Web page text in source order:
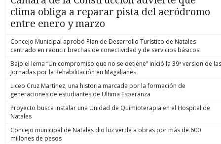
clima obliga a reparar pista del aeródromo
entre enero y marzo
Concejo Municipal aprobó Plan de Desarrollo Turístico de Natales
centrado en reducir brechas de conectividad y de servicios básicos
Bajo el lema “Un compromiso que no se detiene” inició la 39ª version de las
Jornadas por la Rehabilitación en Magallanes
Liceo Cruz Martínez, una historia marcada por la formación de
generaciones de estudiantes de Ultima Esperanza
Proyecto busca instalar una Unidad de Quimioterapia en el Hospital de
Natales
Concejo municipal de Natales dio luz verde a obras por más de 600
millones de pesos